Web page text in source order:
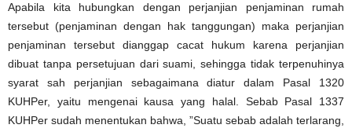
Apabila kita hubungkan dengan perjanjian penjaminan rumah
tersebut (penjaminan dengan hak tanggungan) maka perjanjian
penjaminan tersebut dianggap cacat hukum karena perjanjian
dibuat tanpa persetujuan dari suami, sehingga tidak terpenuhinya
syarat sah perjanjian sebagaimana diatur dalam Pasal 1320
KUHPer, yaitu mengenai kausa yang halal. Sebab Pasal 1337
KUHPer sudah menentukan bahwa, ”Suatu sebab adalah terlarang,